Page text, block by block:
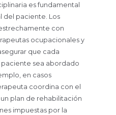
es fundamental
del paciente. Los
con
ocupacionales y
que cada
sea abordado
en casos
coordina con el
plan de rehabilitación
impuestas por la